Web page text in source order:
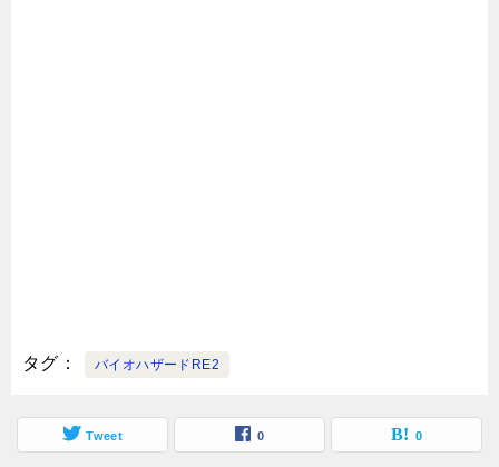
タグ バイオハザードRE2
Tweet 0 0